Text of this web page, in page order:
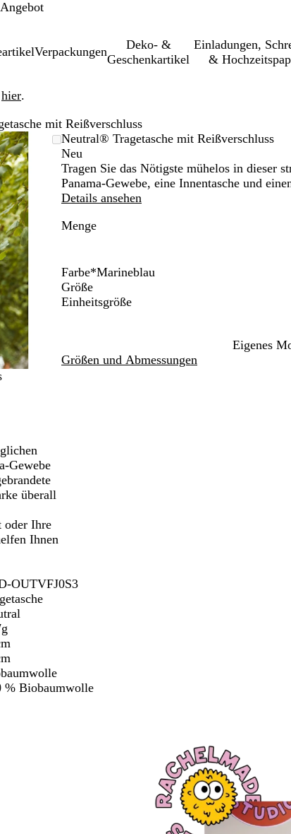
Verpackungen
Deko- &
Geschenkartikel
Einl­a­dung­en,
&
hier.
mit Reißverschluss
Neutral® Tragetasche mit Reißverschluss
Neu
Tragen Sie das Nötigste mühelos in dieser
Panama-Gewebe, eine Innentasche und
Details ansehen
Menge
Farbe*Marineblau
O
k
r
B
o
a
S
t
i
M
a
e
Größe
Einheitsgröße
Eigenes
Größen und Abmessungen
Gewebe
überall
oder Ihre
Ihnen
OUTVFJ0S3
% Biobaumwolle